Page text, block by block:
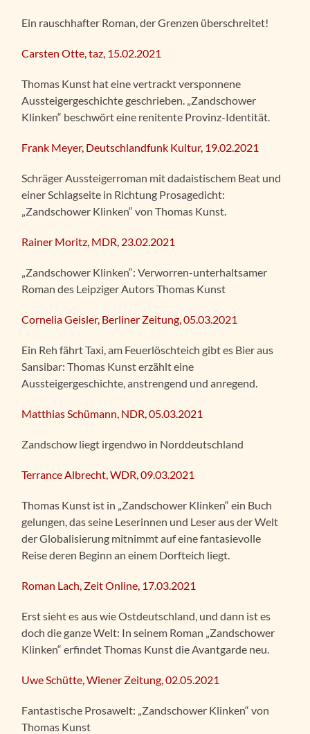
Ein rauschhafter Roman, der Grenzen überschreitet!
Carsten Otte, taz, 15.02.2021
Thomas Kunst hat eine vertrackt versponnene
Aussteigergeschichte geschrieben. „Zandschower
Klinken“ beschwört eine renitente Provinz-Identität.
Frank Meyer, Deutschlandfunk Kultur, 19.02.2021
Schräger Aussteigerroman mit dadaistischem Beat und
einer Schlagseite in Richtung Prosagedicht:
„Zandschower Klinken“ von Thomas Kunst.
Rainer Moritz, MDR, 23.02.2021
„Zandschower Klinken“: Verworren-unterhaltsamer
Roman des Leipziger Autors Thomas Kunst
Cornelia Geisler, Berliner Zeitung, 05.03.2021
Ein Reh fährt Taxi, am Feuerlöschteich gibt es Bier aus
Sansibar: Thomas Kunst erzählt eine
Aussteigergeschichte, anstrengend und anregend.
Matthias Schümann, NDR, 05.03.2021
Zandschow liegt irgendwo in Norddeutschland
Terrance Albrecht, WDR, 09.03.2021
Thomas Kunst ist in „Zandschower Klinken“ ein Buch
gelungen, das seine Leserinnen und Leser aus der Welt
der Globalisierung mitnimmt auf eine fantasievolle
Reise deren Beginn an einem Dorfteich liegt.
Roman Lach, Zeit Online, 17.03.2021
Erst sieht es aus wie Ostdeutschland, und dann ist es
doch die ganze Welt: In seinem Roman „Zandschower
Klinken“ erfindet Thomas Kunst die Avantgarde neu.
Uwe Schütte, Wiener Zeitung, 02.05.2021
Fantastische Prosawelt: „Zandschower Klinken“ von
Thomas Kunst